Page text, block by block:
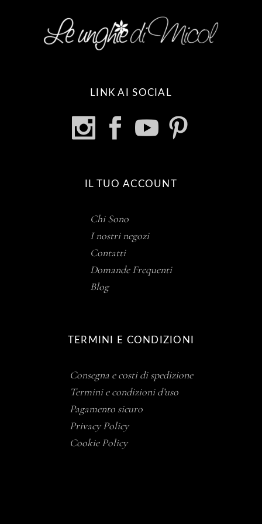
LINK AI SOCIAL
IL TUO ACCOUNT
Chi Sono
I nostri negozi
Contatti
Domande Frequenti
Blog
TERMINI E CONDIZIONI
Consegna e costi di spedizione
Termini e condizioni d’uso
Pagamento sicuro
Privacy Policy
Cookie Policy